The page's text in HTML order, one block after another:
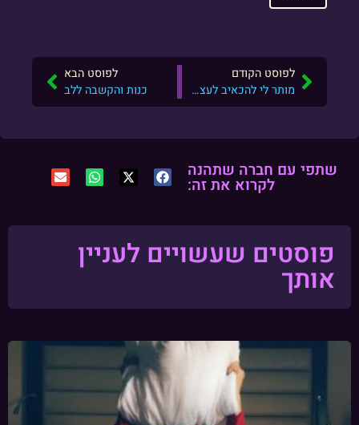
לפוסט הקודם
מותר לי להכאיב לעצמי
לפוסט הבא
כנות והקשבה ללב
שתפי עם חברה שתהנה
לקרוא את זה:
פוסטים שעשויים לעניין
אותך